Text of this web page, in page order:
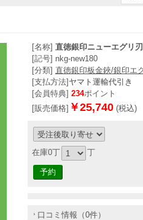
[名称] 直徳銀印ニューエグリ
[記号] nkg-new180
[分類] 直徳銀印板金鋏/銀印エ
[支払方法] ヤマト運輸代引き
[会員特典] 234ポイント
[販売価格] ￥25,740 (税込)
在庫0丁 丁
口コミ情報（0件）